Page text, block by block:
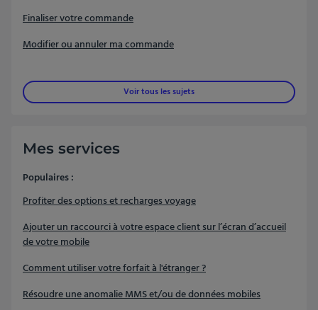
Finaliser votre commande
Modifier ou annuler ma commande
Voir tous les sujets
Mes services
Populaires :
Profiter des options et recharges voyage
Ajouter un raccourci à votre espace client sur l’écran d’accueil
de votre mobile
Comment utiliser votre forfait à l'étranger ?
Résoudre une anomalie MMS et/ou de données mobiles